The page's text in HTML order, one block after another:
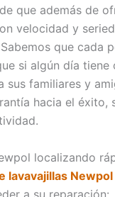
que además de
velocidad y
que cada
si algún día tiene
familiares y
hacia el éxito,
localizando
lavavajillas
a su reparación: